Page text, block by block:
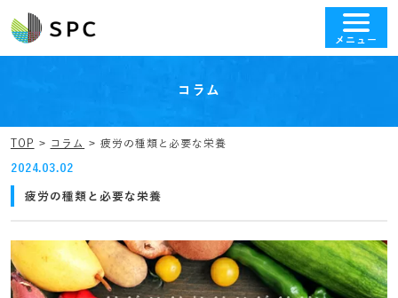
メニュー
コラム
TOP コラム
疲労の種類と必要な栄養
2024.03.02
疲労の種類と必要な栄養